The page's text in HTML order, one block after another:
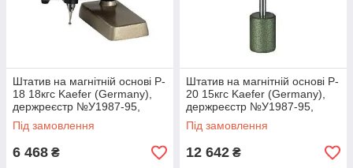
Штатив на магнітній основі P-
18 18кгс Kaefer (Germany),
держреєстр №У1987-95,
Україна
Під замовлення
6 468 ₴
Штатив на магнітній основі P-
20 15кгс Kaefer (Germany),
держреєстр №У1987-95,
Україна
Під замовлення
12 642 ₴